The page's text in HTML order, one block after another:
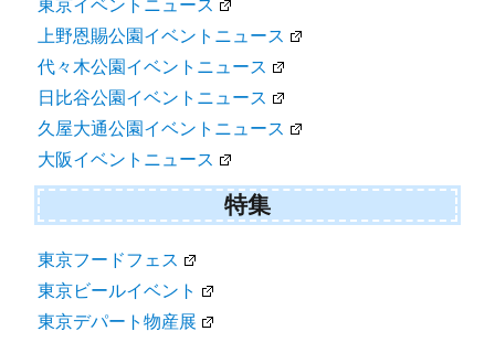
東京イベントニュース
上野恩賜公園イベントニュース
代々木公園イベントニュース
日比谷公園イベントニュース
久屋大通公園イベントニュース
大阪イベントニュース
特集
東京フードフェス
東京ビールイベント
東京デパート物産展